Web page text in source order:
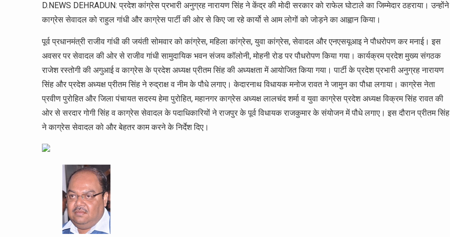
D.NEWS DEHRADUN: प्रदेश कांग्रेस प्रभारी अनुग्रह नारायण सिंह ने केंद्र की मोदी सरकार को राफेल घोटाले का जिम्मेदार ठहराया। उन्होंने
काग्रेस सेवादल को राहुल गांधी और काग्रेस पार्टी की ओर से किए जा रहे कार्यो से आम लोगों को जोड़ने का आह्वान किया।
पूर्व प्रधानमंत्री राजीव गांधी की जयंती सोमवार को कांग्रेस, महिला कांग्रेस, युवा कांग्रेस, सेवादल और एनएसयूआइ ने पौधरोपण कर मनाई। इस
अवसर पर सेवादल की ओर से राजीव गांधी सामुदायिक भवन संजय कॉलोनी, मोहनी रोड पर पौधरोपण किया गया। कार्यक्रम प्रदेश मुख्य संगठक
राजेश रस्तोगी की अगुआई व काग्रेस के प्रदेश अध्यक्ष प्रीतम सिंह की अध्यक्षता में आयोजित किया गया। पार्टी के प्रदेश प्रभारी अनुग्रह नारायण
सिंह और प्रदेश अध्यक्ष प्रीतम सिंह ने रुद्राक्ष व नीम के पौधे लगाए। केदारनाथ विधायक मनोज रावत ने जामुन का पौधा लगाया। काग्रेस नेता
प्रवीण पुरोहित और जिला पंचायत सदस्य हेमा पुरोहित, महानगर काग्रेस अध्यक्ष लालचंद शर्मा व युवा काग्रेस प्रदेश अध्यक्ष विक्रम सिंह रावत की
ओर से सरदार गोगी सिंह व काग्रेस सेवादल के पदाधिकारियों ने राजपुर के पूर्व विधायक राजकुमार के संयोजन में पौधे लगाए। इस दौरान प्रीतम सिंह
ने काग्रेस सेवादल को और बेहतर काम करने के निर्देश दिए।